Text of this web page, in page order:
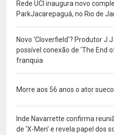
Rede UCI inaugura novo
ParkJacarepaguá, no Rio de
Novo 'Cloverfield'? Produtor
possível conexão de 'The End
franquia
Morre aos 56 anos o ator
Inde Navarrette confirma
de 'X-Men' e revela papel dos